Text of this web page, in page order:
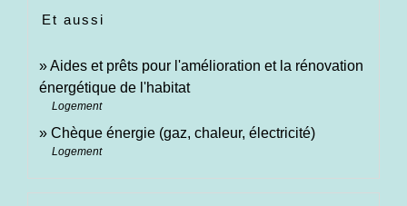
Et aussi
Aides et prêts pour l'amélioration et la rénovation
énergétique de l'habitat
Logement
Chèque énergie (gaz, chaleur, électricité)
Logement